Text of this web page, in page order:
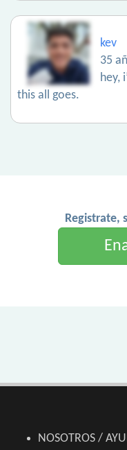
kev
35
hey,
this all goes.
Registrate,
NOSOTROS /